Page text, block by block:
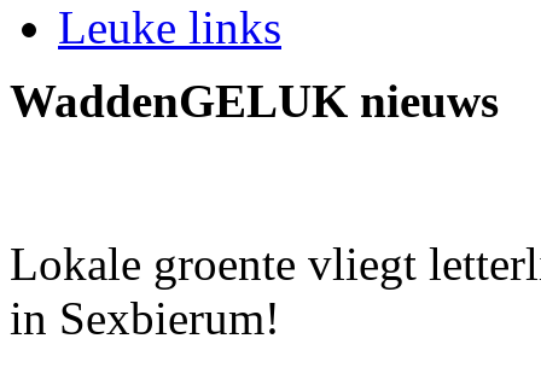
Leuke links
WaddenGELUK nieuws
Lokale groente vliegt
in Sexbierum!